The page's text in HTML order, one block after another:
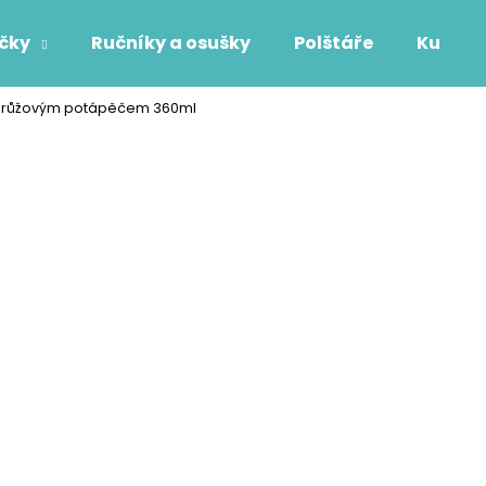
Ručníky a osušky Polštáře
potápěčem 360ml
Co potřebujete najít?